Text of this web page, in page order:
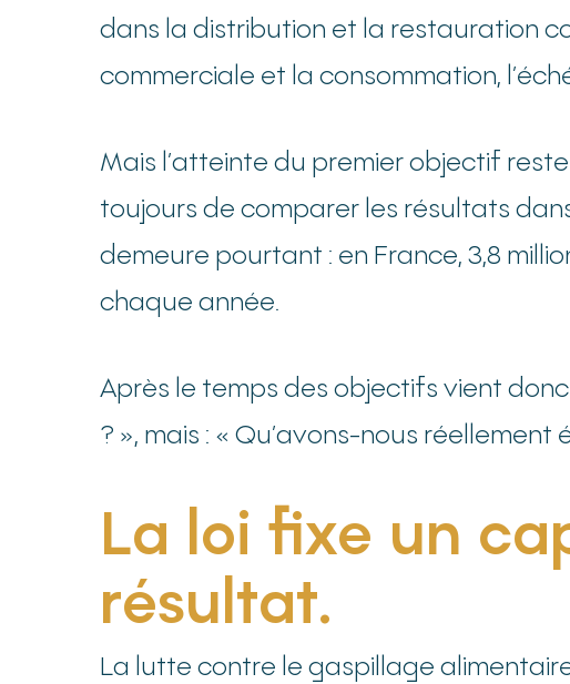
dans la distribution et la restauration
commerciale et la consommation,
Mais l’atteinte du premier objectif
toujours de comparer les résultats
demeure pourtant : en France, 3,8
chaque année.
Après le temps des objectifs vient
? », mais : « Qu’avons-nous
La loi fixe un
résultat.
La lutte contre le gaspillage